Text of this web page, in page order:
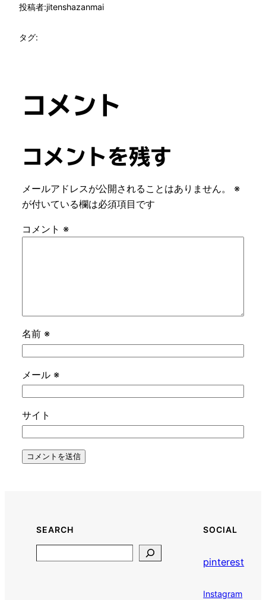
投稿者:jitenshazanmai
タグ:
コメント
コメントを残す
メールアドレスが公開されることはありません。
※
が付いている欄は必須項目です
コメント ※
名前 ※
メール ※
サイト
SEARCH SOCIAL
pinterest
Instagram